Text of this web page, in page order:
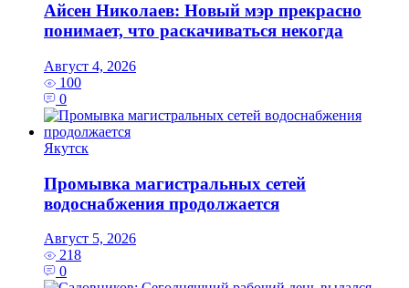
Айсен Николаев: Новый мэр прекрасно
понимает, что раскачиваться некогда
Август 4, 2026
100
0
Якутск
Промывка магистральных сетей
водоснабжения продолжается
Август 5, 2026
218
0